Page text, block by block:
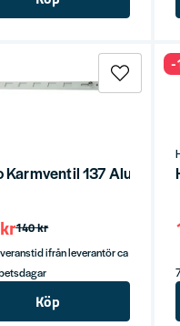
SB
Karmventil 137
140 kr
ifrån leverantör ca
Köp
-